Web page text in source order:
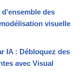
des
visuelle
IA : Débloquez des
avec Visual